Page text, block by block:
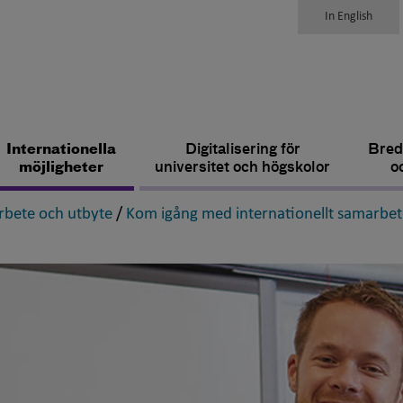
In English
Internationella
möjligheter
Digitalisering för
universitet och högskolor
och utbyte ,
/ Kom igång med internationellt